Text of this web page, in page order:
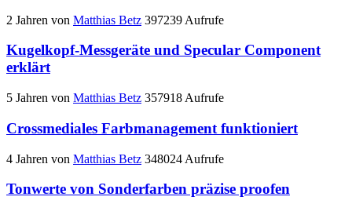
2 Jahren von Matthias Betz 397239 Aufrufe
Kugelkopf-Messgeräte und Specular Component
erklärt
5 Jahren von Matthias Betz 357918 Aufrufe
Crossmediales Farbmanagement funktioniert
4 Jahren von Matthias Betz 348024 Aufrufe
Tonwerte von Sonderfarben präzise proofen